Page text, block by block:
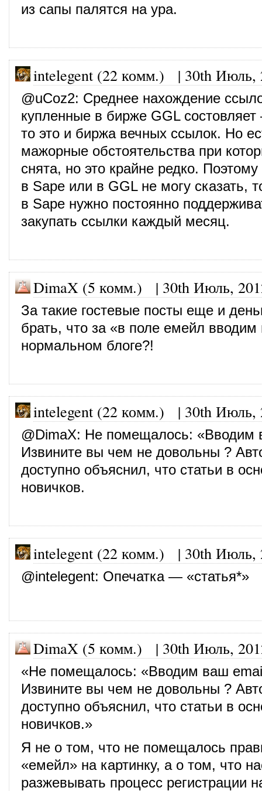
из сапы палятся на ура.
intelegent (22 комм.) | 30th Июль,
@uCoz2: Среднее нахождение
купленные в бирже GGL
то это и биржа вечных ссылок. Но
мажорные обстоятельства при
снята, но это крайне редко.
в Sape или в GGL не могу сказать,
в Sape нужно постоянно
закупать ссылки каждый месяц.
DimaX (5 комм.) | 30th Июль,
За такие гостевые посты еще и
брать, что за «в поле емейл
нормальном блоге?!
intelegent (22 комм.) | 30th Июль,
@DimaX: Не помещалось: «Вводим
Извините вы чем не довольны ?
доступно объяснил, что статьи в
новичков.
intelegent (22 комм.) | 30th Июль,
@intelegent: Опечатка — «статья*»
DimaX (5 комм.) | 30th Июль,
«Не помещалось: «Вводим ваш
Извините вы чем не довольны ?
доступно объяснил, что статьи в
новичков.»
Я не о том, что не помещалось
«емейл» на картинку, а о том, что
разжевывать процесс регистрации